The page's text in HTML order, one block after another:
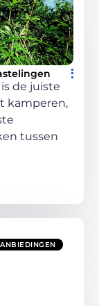
de juiste
kamperen,
tussen